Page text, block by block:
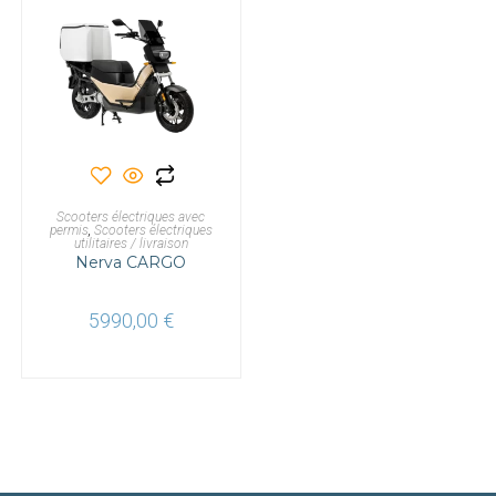
AJOUTER AU PANIER
Scooters électriques avec
permis, Scooters électriques
utilitaires / livraison
Nerva CARGO
5990,00 €